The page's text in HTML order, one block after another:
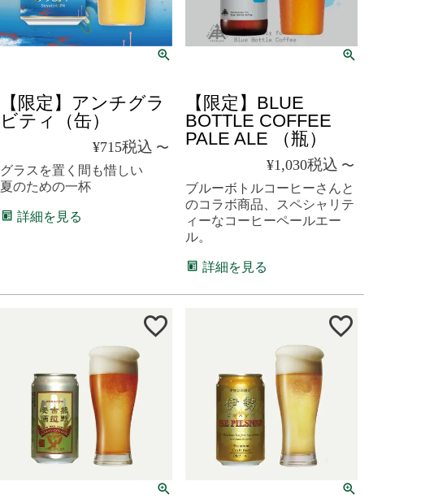
【限定】アンチグラ
ビティ（缶）
¥715税込 〜
グラスを置く間も惜しい
夏のための一杯
詳細を見る
【限定】BLUE
BOTTLE COFFEE
PALE ALE （瓶）
¥1,030税込 〜
ブルーボトルコーヒーさんと
のコラボ商品、スペシャリテ
ィーなコーヒーペールエー
ル。
詳細を見る